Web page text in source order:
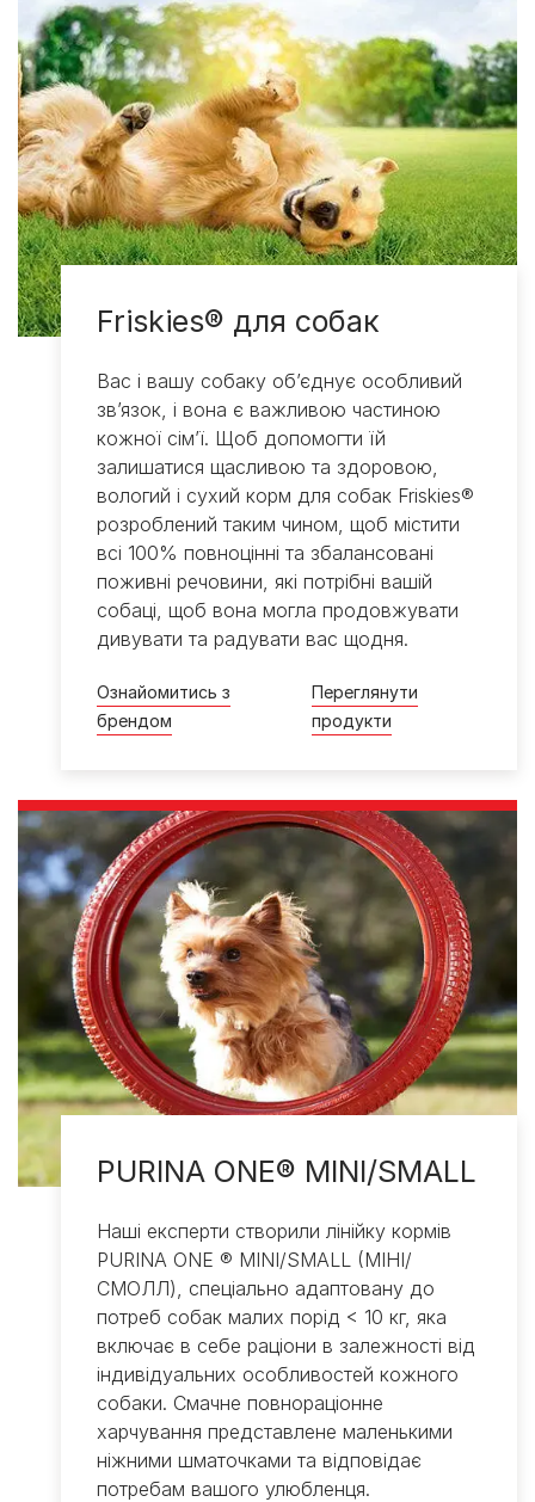
Friskies® для собак
Вас і вашу собаку об’єднує особливий
зв’язок, і вона є важливою частиною
кожної сім’ї. Щоб допомогти їй
залишатися щасливою та здоровою,
вологий і сухий корм для собак Friskies®
розроблений таким чином, щоб містити
всі 100% повноцінні та збалансовані
поживні речовини, які потрібні вашій
собаці, щоб вона могла продовжувати
дивувати та радувати вас щодня.
Ознайомитись з
брендом
Переглянути
продукти​
PURINA ONE® MINI/SMALL
Наші експерти створили лінійку кормів
PURINA ONE ® MINI/SMALL (МІНІ/
СМОЛЛ), спеціально адаптовану до
потреб собак малих порід < 10 кг, яка
включає в себе раціони в залежності від
індивідуальних особливостей кожного
собаки. Смачне повнораціонне
харчування представлене маленькими
ніжними шматочками та відповідає
потребам вашого улюбленця.